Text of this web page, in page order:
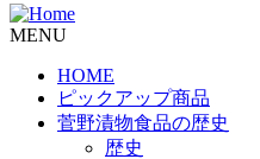
MENU
HOME
ピックアップ商品
菅野漬物食品の歴史
歴史